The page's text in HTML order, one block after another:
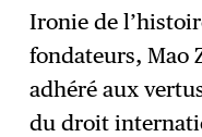
Ironie de
fondateurs, Mao
adhéré aux
du droit